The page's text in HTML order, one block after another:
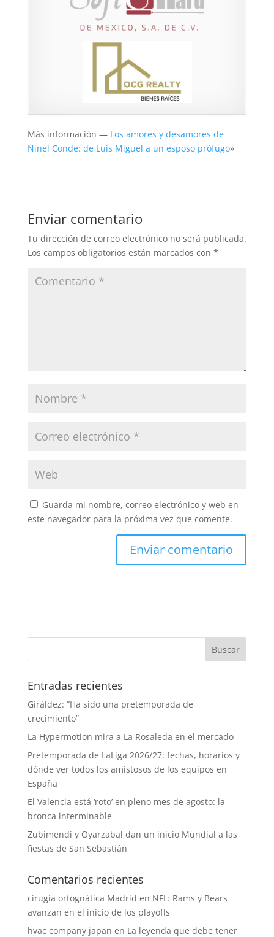
Más información — Los amores y desamores de
Ninel Conde: de Luis Miguel a un esposo prófugo»
Enviar comentario
Tu dirección de correo electrónico no será publicada.
Los campos obligatorios están marcados con *
Guarda mi nombre, correo electrónico y web en
este navegador para la próxima vez que comente.
Entradas recientes
Giráldez: “Ha sido una pretemporada de
crecimiento”
La Hypermotion mira a La Rosaleda en el mercado
Pretemporada de LaLiga 2026/27: fechas, horarios y
dónde ver todos los amistosos de los equipos en
España
El Valencia está ‘roto’ en pleno mes de agosto: la
bronca interminable
Zubimendi y Oyarzabal dan un inicio Mundial a las
fiestas de San Sebastián
Comentarios recientes
cirugía ortognática Madrid en NFL: Rams y Bears
avanzan en el inicio de los playoffs
hvac company japan en La leyenda que debe tener